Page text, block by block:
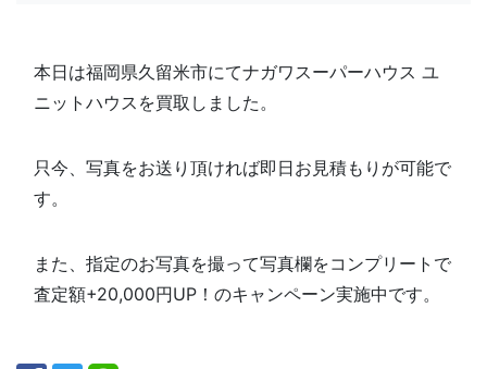
本日は福岡県久留米市にてナガワスーパーハウス ユ
ニットハウスを買取しました。
只今、写真をお送り頂ければ即日お見積もりが可能で
す。
また、指定のお写真を撮って写真欄をコンプリートで
査定額+20,000円UP！のキャンペーン実施中です。